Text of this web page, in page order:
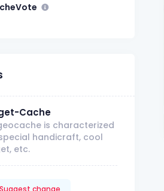
Cache
is characterized
handicraft, cool
etc.